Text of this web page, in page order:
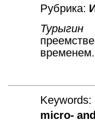
Рубрика:
Keywords:
micro-